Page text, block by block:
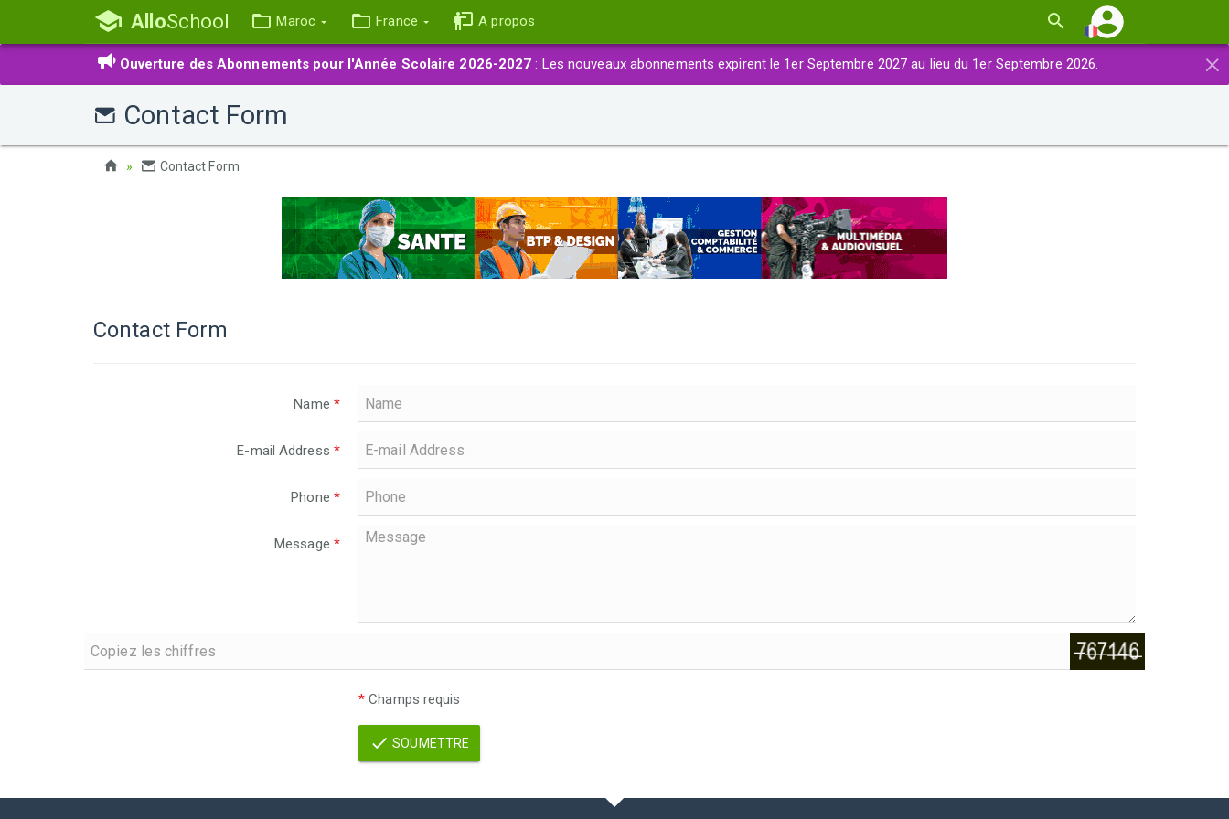
AlloSchool Maroc France A propos
×
Ouverture des Abonnements pour l'Année Scolaire 2026-2027 : Les nouveaux abonnements expirent le 1er Septembre 2027 au lieu du 1er Septembre 2026.
Contact Form
Contact Form
Contact Form
Name *
E-mail Address *
Phone *
Message *
* Champs requis
SOUMETTRE